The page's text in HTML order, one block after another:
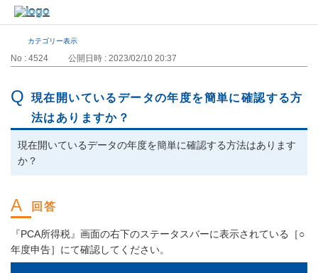
カテゴリー表示
No : 4524 公開日時 : 2023/02/10 20:37
現在開いているデータの年度を簡単に確認する方
法はありますか？
現在開いているデータの年度を簡単に確認する方法はあります
か？
『PCA所得税』画面の右下のステータスバーに表示されている［○
年度申告］にて確認してください。